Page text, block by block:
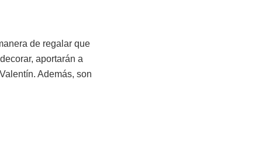
de regalar que
aportarán a
Además, son